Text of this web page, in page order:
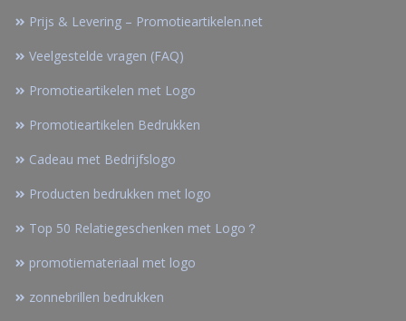
Prijs & Levering – Promotieartikelen.net
Veelgestelde vragen (FAQ)
Promotieartikelen met Logo
Promotieartikelen Bedrukken
Cadeau met Bedrijfslogo
Producten bedrukken met logo
Top 50 Relatiegeschenken met Logo？
promotiemateriaal met logo
zonnebrillen bedrukken